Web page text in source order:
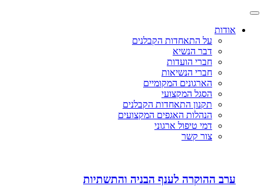
אודות
על התאחדות הקבלנים
דבר הנשיא
חברי הועדות
חברי הנשיאות
הארגונים המקומיים
הסגל המקצועי
תקנון התאחדות הקבלנים
הנהלות האגפים המקצועים
דמי טיפול ארגוני
צור קשר
ערב ההוקרה לענף הבניה והתשתיות